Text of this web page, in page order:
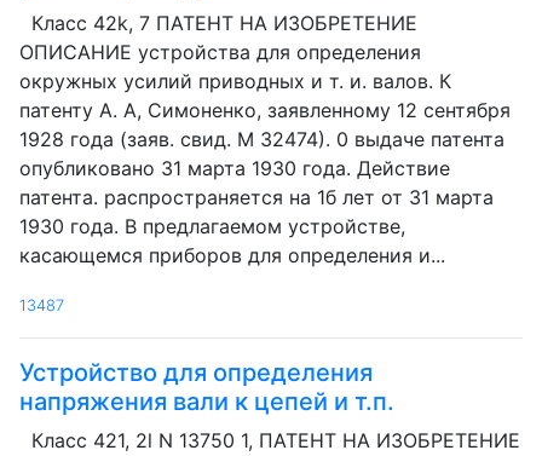
Класс 42k, 7 ПАТЕНТ НА ИЗОБРЕТЕНИЕ
ОПИСАНИЕ устройства для определения
окружных усилий приводных и т. и. валов. К
патенту А. А, Симоненко, заявленному 12 сентября
1928 года (заяв. свид. М 32474). 0 выдаче патента
опубликовано 31 марта 1930 года. Действие
патента. распространяется на 1б лет от 31 марта
1930 года. В предлагаемом устройстве,
касающемся приборов для определения и...
13487
Устройство для определения
напряжения вали к цепей и т.п.
Класс 421, 2l N 13750 1, ПАТЕНТ HA ИЗОБРЕТЕНИЕ